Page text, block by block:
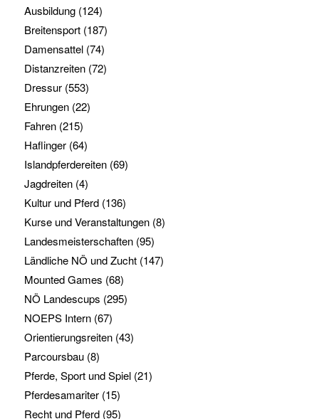
Ausbildung(124)
Breitensport(187)
Damensattel(74)
Distanzreiten(72)
Dressur(553)
Ehrungen(22)
Fahren(215)
Haflinger(64)
Islandpferdereiten(69)
Jagdreiten(4)
Kultur und Pferd(136)
Kurse und Veranstaltungen(8)
Landesmeisterschaften(95)
Ländliche NÖ und Zucht(147)
Mounted Games (68)
NÖ Landescups (295)
NOEPS Intern(67)
Orientierungsreiten(43)
Parcoursbau(8)
Pferde, Sport und Spiel(21)
Pferdesamariter(15)
Recht und Pferd(95)